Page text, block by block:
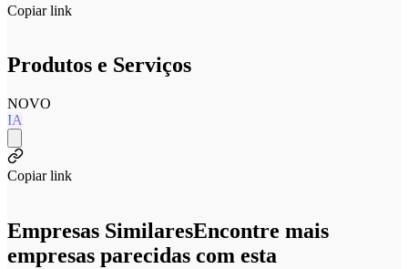
Copiar link
Produtos e Serviços
NOVO
IA
Copiar link
Empresas SimilaresEncontre mais
empresas parecidas com esta